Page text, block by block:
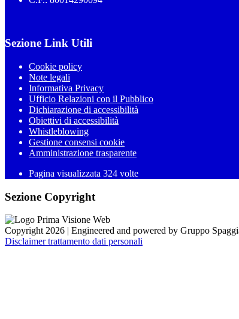
Sezione Link Utili
Cookie policy
Note legali
Informativa Privacy
Ufficio Relazioni con il Pubblico
Dichiarazione di accessibilità
Obiettivi di accessibilità
Whistleblowing
Gestione consensi cookie
Amministrazione trasparente
Pagina visualizzata 324 volte
Sezione Copyright
Copyright 2026 | Engineered and powered by Gruppo
Disclaimer trattamento dati personali